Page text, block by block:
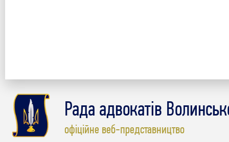
Рада адвокатів
офіційне веб-представництво